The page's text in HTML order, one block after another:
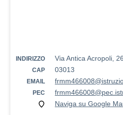
INDIRIZZO Via Antica Acropoli,
CAP 03013
EMAIL
PEC
Naviga su Google